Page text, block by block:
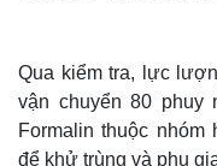
Qua kiểm tra, lực
vận chuyển 80 phuy
Formalin thuộc nhóm
để khử trùng và phụ